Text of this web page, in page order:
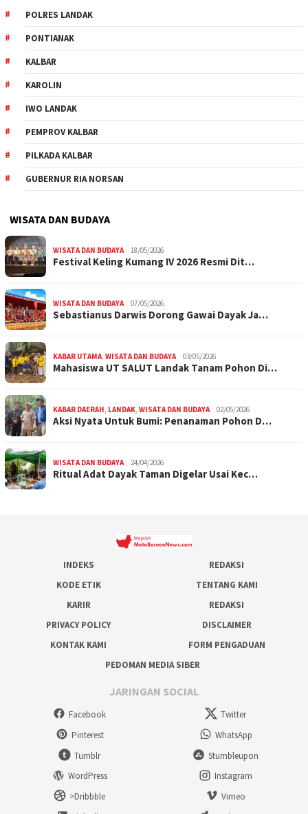
POLRES LANDAK
PONTIANAK
KALBAR
KAROLIN
IWO LANDAK
PEMPROV KALBAR
PILKADA KALBAR
GUBERNUR RIA NORSAN
WISATA DAN BUDAYA
WISATA DAN BUDAYA 18/05/2026
Festival Keling Kumang IV 2026 Resmi Dit…
WISATA DAN BUDAYA 07/05/2026
Sebastianus Darwis Dorong Gawai Dayak Ja…
KABAR UTAMA, WISATA DAN BUDAYA 03/05/2026
Mahasiswa UT SALUT Landak Tanam Pohon Di…
KABAR DAERAH, LANDAK, WISATA DAN BUDAYA 02/05/2026
Aksi Nyata Untuk Bumi: Penanaman Pohon D…
WISATA DAN BUDAYA 24/04/2026
Ritual Adat Dayak Taman Digelar Usai Kec…
INDEKS
REDAKSI
KODE ETIK
TENTANG KAMI
KARIR
REDAKSI
PRIVACY POLICY
DISCLAIMER
KONTAK KAMI
FORM PENGADUAN
PEDOMAN MEDIA SIBER
JARINGAN SOCIAL
Facebook
Twitter
Pinterest
WhatsApp
Tumblr
Stumbleupon
WordPress
Instagram
>Dribbble
Vimeo